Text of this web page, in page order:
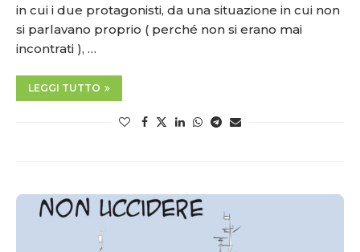
in cui i due protagonisti, da una situazione in cui non
si parlavano proprio ( perché non si erano mai
incontrati ), …
LEGGI TUTTO